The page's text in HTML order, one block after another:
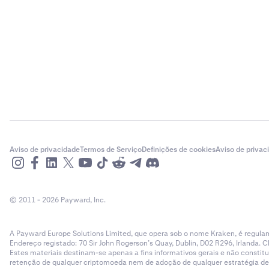
Aviso de privacidadeTermos de ServiçoDefinições de cookiesAviso de
© 2011 - 2026 Payward, Inc.
A Payward Europe Solutions Limited, que opera sob o nome Kraken, é
Endereço registado: 70 Sir John Rogerson’s Quay, Dublin, D02 R296, Irlanda.
Estes materiais destinam-se apenas a fins informativos gerais e não
retenção de qualquer criptomoeda nem de adoção de qualquer estratégia